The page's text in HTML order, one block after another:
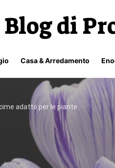
di
Casa & Arredamento
adatto per le piante